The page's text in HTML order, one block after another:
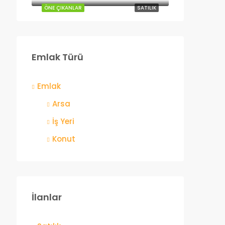
SATILIK
ÖNE ÇIKANLAR
Emlak Türü
Emlak
Arsa
İş Yeri
Konut
İlanlar